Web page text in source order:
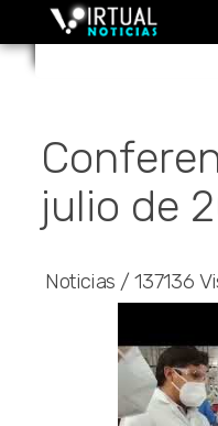
julio de
Noticias / 137136